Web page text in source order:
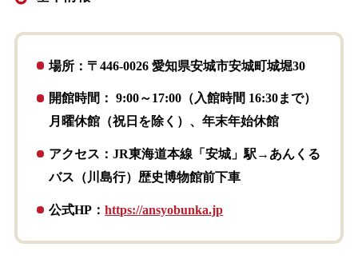
場所：〒446-0026 愛知県安城市安城町城堀30
開館時間： 9:00～17:00（入館時間 16:30まで）
月曜休館（祝日を除く）、年末年始休館
アクセス：JR東海道本線「安城」駅→あんくる
バス（川島行）歴史博物館前下車
公式HP：https://ansyobunka.jp